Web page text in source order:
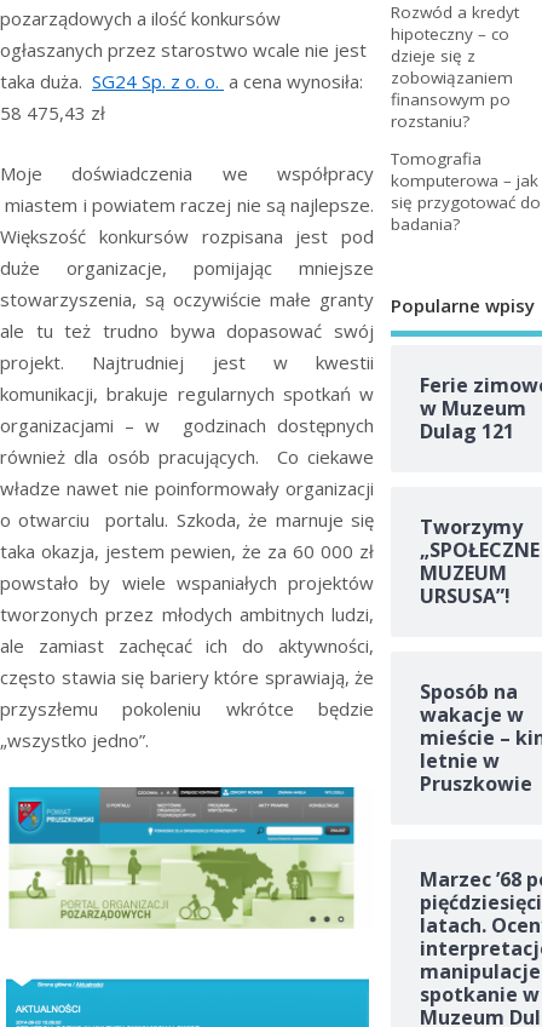
pozarządowych a ilość konkursów
ogłaszanych przez starostwo wcale nie jest
taka duża. SG24 Sp. z o. o. a cena wynosiła:
58 475,43 zł
Moje doświadczenia we współpracy
miastem i powiatem raczej nie są najlepsze.
Większość konkursów rozpisana jest pod
duże organizacje, pomijając mniejsze
stowarzyszenia, są oczywiście małe granty
ale tu też trudno bywa dopasować swój
projekt. Najtrudniej jest w kwestii
komunikacji, brakuje regularnych spotkań w
organizacjami – w godzinach dostępnych
również dla osób pracujących. Co ciekawe
władze nawet nie poinformowały organizacji
o otwarciu portalu. Szkoda, że marnuje się
taka okazja, jestem pewien, że za 60 000 zł
powstało by wiele wspaniałych projektów
tworzonych przez młodych ambitnych ludzi,
ale zamiast zachęcać ich do aktywności,
często stawia się bariery które sprawiają, że
przyszłemu pokoleniu wkrótce będzie
„wszystko jedno”.
Rozwód a kredyt
hipoteczny – co
dzieje się z
zobowiązaniem
finansowym po
rozstaniu?
Tomografia
komputerowa – jak
się przygotować do
badania?
Popularne wpisy
Ferie
w Muzeum
Dulag 121
Tworzymy
„SPOŁECZNE
MUZEUM
URSUSA”!
Sposób na
wakacje w
mieście –
letnie w
Pruszkowie
Marzec ’68
latach.
spotkanie w
Muzeum